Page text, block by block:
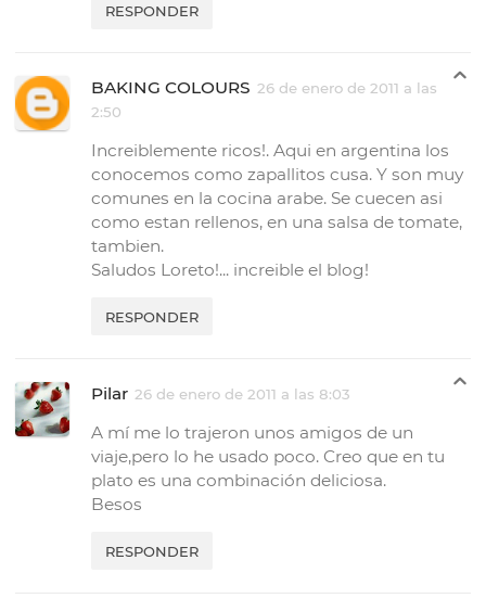
RESPONDER
BAKING COLOURS 26 de enero de 2011 a las
2:50
Increiblemente ricos!. Aqui en argentina los
conocemos como zapallitos cusa. Y son muy
comunes en la cocina arabe. Se cuecen asi
como estan rellenos, en una salsa de tomate,
tambien.
Saludos Loreto!... increible el blog!
RESPONDER
Pilar 26 de enero de 2011 a las 8:03
A mí me lo trajeron unos amigos de un
viaje,pero lo he usado poco. Creo que en tu
plato es una combinación deliciosa.
Besos
RESPONDER